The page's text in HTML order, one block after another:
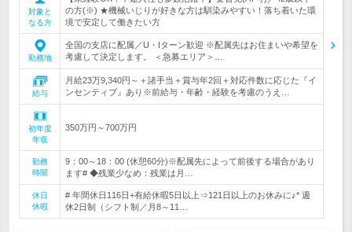
対象と
なる方
の方(※) ★機械いじりが好きな方は馴染みやすい！落ち着いた環
境で安定して働きたい方
勤務地
全国の支店に配属／U・Iターン歓迎 ※配属先はお住まいや希望を
考慮して決定します。 ＜急募エリア＞…
給与
月給23万9,340円～＋諸手当＋賞与年2回＋対応件数に応じた『イ
ンセンティブ』あり※前給与・年齢・経験を考慮のうえ…
初年度
年収
350万円～700万円
勤務
時間
9：00～18：00 (休憩60分)※配属先によって前後する場合があり
ます# ◆残業少なめ：残業は月…
休日
休暇
# 年間休日116日+有給休暇5日以上⇒121日以上のお休みに♪* 週
休2日制（シフト制／月8～11…